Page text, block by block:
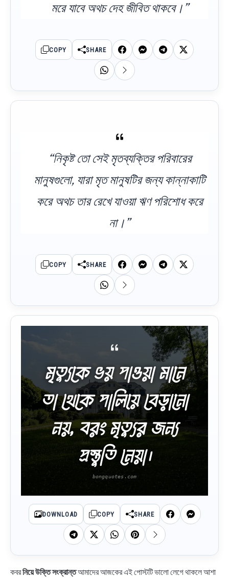
মরে যাবে অথচ দেহ জীবিত থাকবে।”
COPY SHARE
“নিকৃষ্ট তো সেই মৃতব্যক্তির পরিবারের
মানুষগুলো, যারা মৃত মানুষটির জন্য কান্নাকাটি
করে অথচ তার রেখে যাওয়া ঋণ পরিশোধ করে
না।”
COPY SHARE
মৃত্যুকে ভয় পাওয়া মানে
তা থেকে পালিয়ে বেড়ানো
নয়, বরং মৃত্যুর জন্য
প্রস্তুতি নেয়া।
DOWNLOAD COPY SHARE
কবরনিয়ে উক্তি সংক্রান্তআমাদের আজকের এই পোস্টটি ভালো লেগে থাকলে আশা